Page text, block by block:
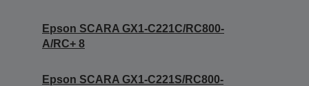
Epson SCARA GX1-C221C/RC800-
A/RC+ 8
Epson SCARA GX1-C221S/RC800-